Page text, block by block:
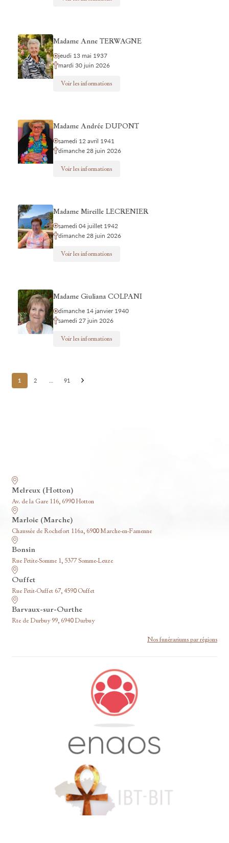
Madame Anne TERWAGNE
jeudi 13 mai 1937
mardi 30 juin 2026
Voir les informations
Madame Andrée DUPONT
samedi 12 avril 1941
dimanche 28 juin 2026
Voir les informations
Madame Mireille LECRENIER
samedi 04 juillet 1942
dimanche 28 juin 2026
Voir les informations
Madame Giuliana COLPANI
dimanche 14 janvier 1940
samedi 27 juin 2026
Voir les informations
Posts
pagination
1 2 91
Melreux (Hotton)
Av. de la Gare 116, 6990 Hotton
Marloie (Marche)
Chaussée de Rochefort 116a, 6900 Marche-en-Famenne
Bonsin
Rue Petite-Somme 1, 5377 Somme-Leuze
Ouffet
Rue Petit-Ouffet 67, 4590 Ouffet
Barvaux-sur-Ourthe
Rte de Durbuy 99, 6940 Durbuy
Nos funérariums par régions